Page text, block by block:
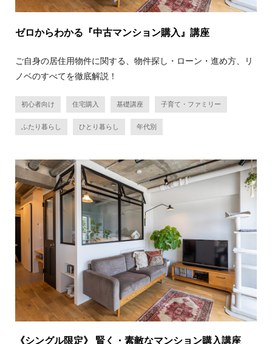
ゼロからわかる『中古マンション購入』講座
ご自身の居住用物件に関する、物件探し・ローン・進め方、リ
ノベのすべてを徹底解説！
初心者向け 住宅購入 基礎講座 子育て・ファミリー
ふたり暮らし ひとり暮らし 年代別
《シングル限定》 賢く・素敵なマンション購入講座